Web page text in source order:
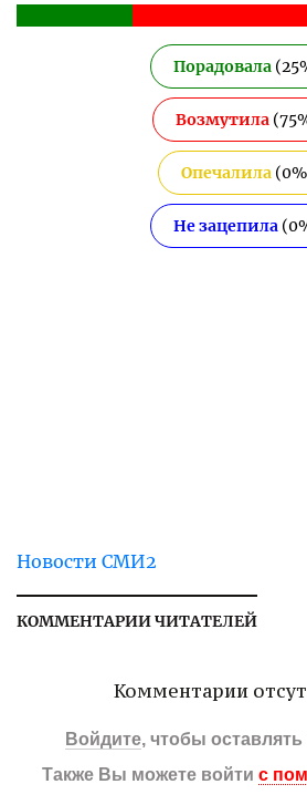
Порадовала(25
Возмутила(75
Опечалила(0
Не зацепила (0
Новости СМИ2
КОММЕНТАРИИ ЧИТАТЕЛЕЙ
Комментарии
Войдите, чтобы
Также Вы можете войти с